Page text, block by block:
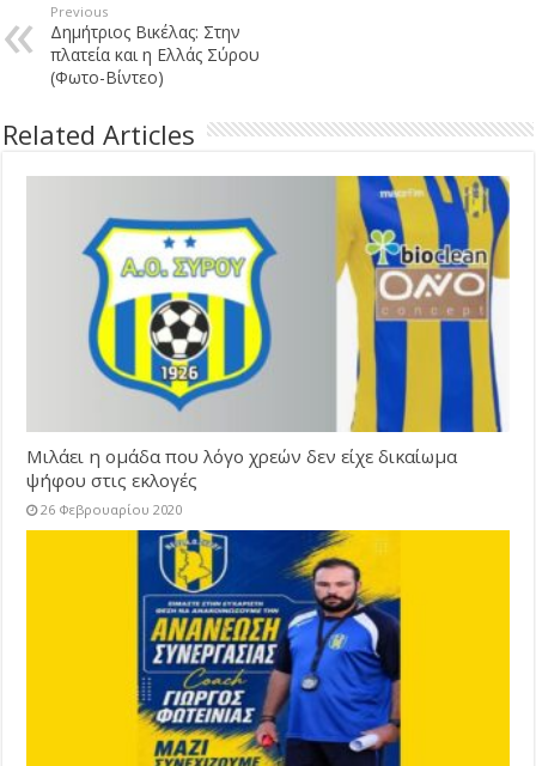
Previous
Δημήτριος Βικέλας: Στην
πλατεία και η Ελλάς Σύρου
(Φωτο-Βίντεο)
Related Articles
Μιλάει η ομάδα που λόγο χρεών δεν είχε δικαίωμα
ψήφου στις εκλογές
26 Φεβρουαρίου 2020